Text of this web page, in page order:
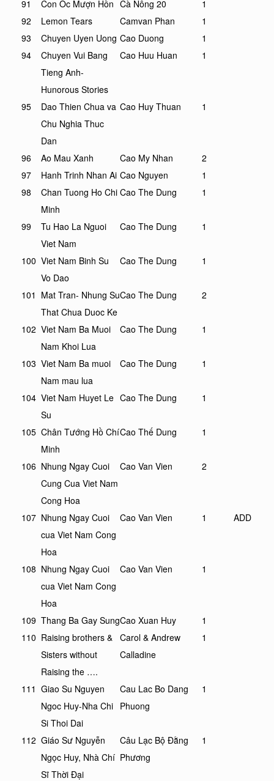
91 Con Ốc Mượn Hồn Cà Nông 20
1
92
Lemon Tears Camvan Phan
1
93
Chuyen Uyen Uong Cao Duong
1
94
Chuyen Vui Bang
Tieng Anh-
Hunorous Stories
Cao Huu Huan 1
95
Dao Thien Chua va
Chu Nghia Thuc
Dan
Cao Huy Thuan 1
96 Ao Mau Xanh Cao My Nhan
2
97
Hanh Trinh Nhan Ai Cao Nguyen
1
98
Chan Tuong Ho Chi
Minh
Cao The Dung 1
99
Tu Hao La Nguoi
Viet Nam
Cao The Dung 1
100 Viet Nam Binh Su
Vo Dao
Cao The Dung 1
101 Mat Tran- Nhung Su
That Chua Duoc Ke
Cao The Dung 2
102 Viet Nam Ba Muoi
Nam Khoi Lua
Cao The Dung 1
103 Viet Nam Ba muoi
Nam mau lua
Cao The Dung 1
104 Viet Nam Huyet Le
Su
Cao The Dung 1
105 Chân Tướng Hồ Chí
Minh
Cao Thế Dung 1
106 Nhung Ngay Cuoi
Cung Cua Viet Nam
Cong Hoa
Cao Van Vien 2
107 Nhung Ngay Cuoi
cua Viet Nam Cong
Hoa
Cao Van Vien 1 ADD
108 Nhung Ngay Cuoi
cua Viet Nam Cong
Hoa
Cao Van Vien 1
109 Thang Ba Gay SungCao Xuan Huy
1
110 Raising brothers &
Sisters without
Raising the ….
Carol & Andrew
Calladine
1
111 Giao Su Nguyen
Ngoc Huy-Nha Chi
Si Thoi Dai
Cau Lac Bo Dang
Phuong
1
112 Giáo Sư Nguyễn
Ngọc Huy, Nhà Chí
Sĩ Thời Đại
Câu Lạc Bộ Đằng
Phương
1